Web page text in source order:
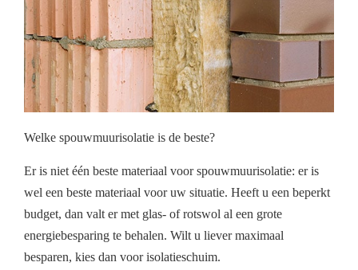
Welke spouwmuurisolatie is de beste?
Er is niet één beste materiaal voor spouwmuurisolatie: er is
wel een beste materiaal voor uw situatie. Heeft u een beperkt
budget, dan valt er met glas- of rotswol al een grote
energiebesparing te behalen. Wilt u liever maximaal
besparen, kies dan voor isolatieschuim.